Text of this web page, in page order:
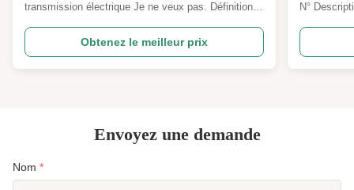
transmission électrique Je ne veux pas. Définition
conception 1 Code de conception ANSI/TIA222G,H
ou Norme européenne et autres 2 Chargement par
conception 1. zone de charge d'antenne telle que
Obtenez le meilleur prix
N°
et autres 2
d'antenne
Envoyez une demande
Nom *